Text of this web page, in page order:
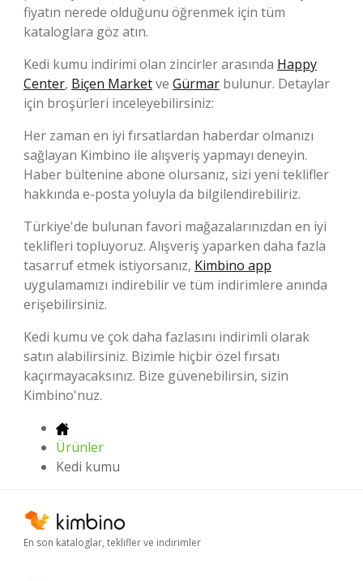
fiyatın nerede olduğunu öğrenmek için tüm
kataloglara göz atın.
Kedi kumu indirimi olan zincirler arasında Happy
Center, Biçen Marketve Gürmar bulunur. Detaylar
için broşürleri inceleyebilirsiniz:
Her zaman en iyi fırsatlardan haberdar olmanızı
sağlayan Kimbino ile alışveriş yapmayı deneyin.
Haber bültenine abone olursanız, sizi yeni teklifler
hakkında e-posta yoluyla da bilgilendirebiliriz.
Türkiye'de bulunan favori mağazalarınızdan en iyi
teklifleri topluyoruz. Alışveriş yaparken daha fazla
tasarruf etmek istiyorsanız, Kimbino app
uygulamamızı indirebilir ve tüm indirimlere anında
erişebilirsiniz.
Kedi kumu ve çok daha fazlasını indirimli olarak
satın alabilirsiniz. Bizimle hiçbir özel fırsatı
kaçırmayacaksınız. Bize güvenebilirsin, sizin
Kimbino'nuz.
Ürünler
Kedi kumu
En son kataloglar, teklifler ve indirimler